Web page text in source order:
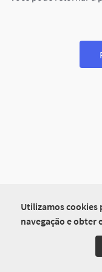
Utilizamos cookies
navegação e obter